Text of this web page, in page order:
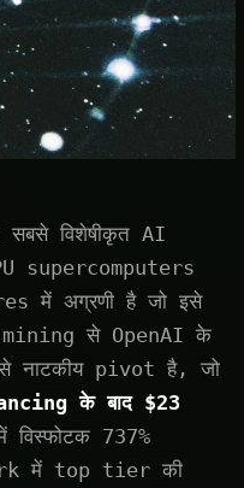
विशेषीकृत AI
supercomputers
में अग्रणी है जो इसे
mining से OpenAI के
नाटकीय pivot है, जो
के बाद $23
विस्फोटक 737%
में top tier की